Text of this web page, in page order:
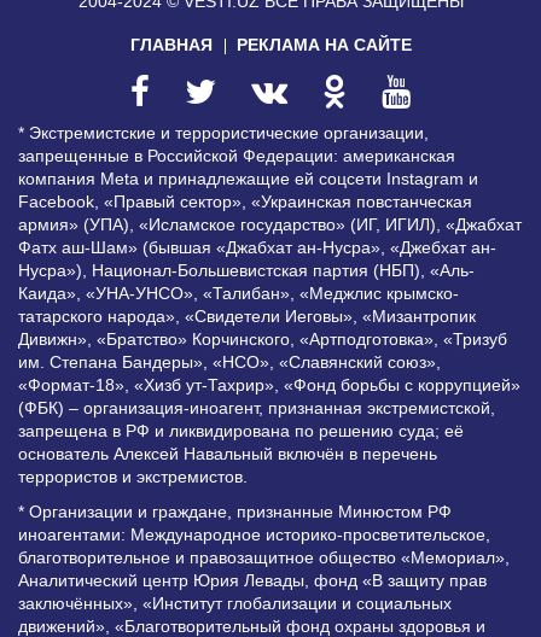
ГЛАВНАЯ РЕКЛАМА НА САЙТЕ
* Экстремистские и террористические организации,
запрещенные в Российской Федерации: американская
компания Meta и принадлежащие ей соцсети Instagram и
Facebook, «Правый сектор», «Украинская повстанческая
армия» (УПА), «Исламское государство» (ИГ, ИГИЛ), «Джабхат
Фатх аш-Шам» (бывшая «Джабхат ан-Нусра», «Джебхат ан-
Нусра»), Национал-Большевистская партия (НБП), «Аль-
Каида», «УНА-УНСО», «Талибан», «Меджлис крымско-
татарского народа», «Свидетели Иеговы», «Мизантропик
Дивижн», «Братство» Корчинского, «Артподготовка», «Тризуб
им. Степана Бандеры», «НСО», «Славянский союз»,
«Формат-18», «Хизб ут-Тахрир», «Фонд борьбы с коррупцией»
(ФБК) – организация-иноагент, признанная экстремистской,
запрещена в РФ и ликвидирована по решению суда; её
основатель Алексей Навальный включён в перечень
террористов и экстремистов.
* Организации и граждане, признанные Минюстом РФ
иноагентами: Международное историко-просветительское,
благотворительное и правозащитное общество «Мемориал»,
Аналитический центр Юрия Левады, фонд «В защиту прав
заключённых», «Институт глобализации и социальных
движений», «Благотворительный фонд охраны здоровья и